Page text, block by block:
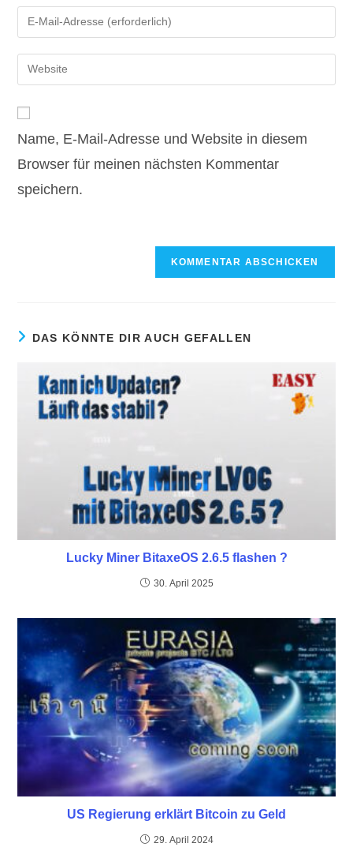
Namen
oder
zum
Kommentieren
ein
Gib
deine
E-
Mail-
Kommentieren
Gib
deine
URL
ein
(optional)
Name, E-Mail-Adresse und Website in diesem
Browser für meinen nächsten Kommentar
speichern.
DAS KÖNNTE DIR AUCH GEFALLEN
Lucky Miner BitaxeOS 2.6.5 flashen ?
30. April 2025
US Regierung erklärt Bitcoin zu Geld
29. April 2024